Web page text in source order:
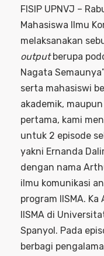
FISIP UPNVJ –
Mahasiswa Ilmu
melaksanakan
outputberupa
Nagata
serta mahasiswi
akademik,
pertama, kami
untuk 2 episode
yakni Ernanda
dengan nama
ilmu komunikasi
program IISMA.
IISMA di
Spanyol. Pada
berbagi